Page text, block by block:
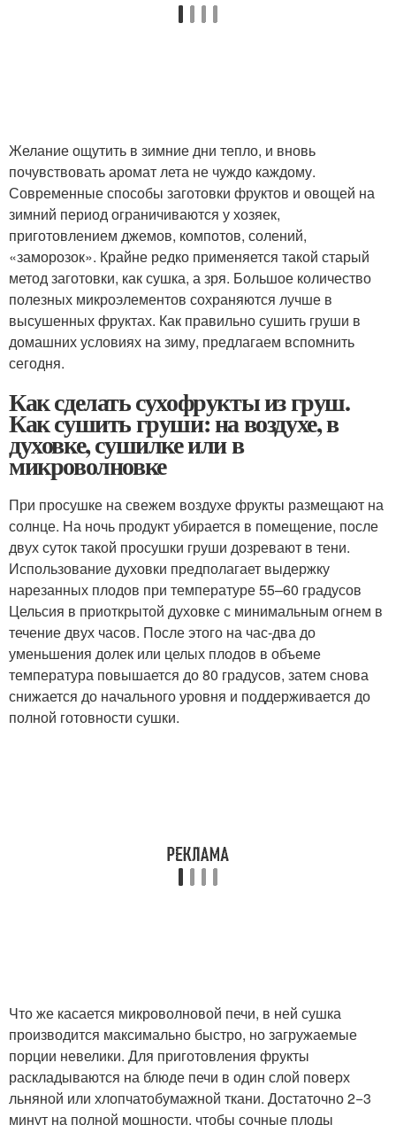
Желание ощутить в зимние дни тепло, и вновь
почувствовать аромат лета не чуждо каждому.
Современные способы заготовки фруктов и овощей на
зимний период ограничиваются у хозяек,
приготовлением джемов, компотов, солений,
«заморозок». Крайне редко применяется такой старый
метод заготовки, как сушка, а зря. Большое количество
полезных микроэлементов сохраняются лучше в
высушенных фруктах. Как правильно сушить груши в
домашних условиях на зиму, предлагаем вспомнить
сегодня.
Как сделать сухофрукты из груш.
Как сушить груши: на воздухе, в
духовке, сушилке или в
микроволновке
При просушке на свежем воздухе фрукты размещают на
солнце. На ночь продукт убирается в помещение, после
двух суток такой просушки груши дозревают в тени.
Использование духовки предполагает выдержку
нарезанных плодов при температуре 55–60 градусов
Цельсия в приоткрытой духовке с минимальным огнем в
течение двух часов. После этого на час-два до
уменьшения долек или целых плодов в объеме
температура повышается до 80 градусов, затем снова
снижается до начального уровня и поддерживается до
полной готовности сушки.
Что же касается микроволновой печи, в ней сушка
производится максимально быстро, но загружаемые
порции невелики. Для приготовления фрукты
раскладываются на блюде печи в один слой поверх
льняной или хлопчатобумажной ткани. Достаточно 2−3
минут на полной мощности, чтобы сочные плоды